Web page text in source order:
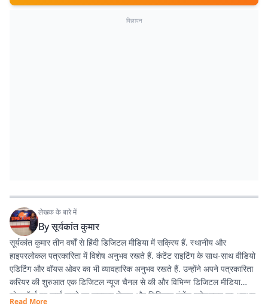
विज्ञापन
लेखक के बारे में
Byसूर्यकांत कुमार
सूर्यकांत कुमार तीन वर्षों से हिंदी डिजिटल मीडिया में सक्रिय हैं. स्थानीय और
हाइपरलोकल पत्रकारिता में विशेष अनुभव रखते हैं. कंटेंट राइटिंग के साथ-साथ वीडियो
एडिटिंग और वॉयस ओवर का भी व्यावहारिक अनुभव रखते हैं. उन्होंने अपने पत्रकारिता
करियर की शुरुआत एक डिजिटल न्यूज चैनल से की और विभिन्न डिजिटल मीडिया
प्लेटफॉर्म्स पर कार्य करते हुए समाचार लेखन और डिजिटल कंटेंट प्रोडक्शन का अनुभव
Read More